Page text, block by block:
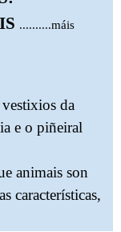
..........máis
da
e o piñeiral
animais son
características,